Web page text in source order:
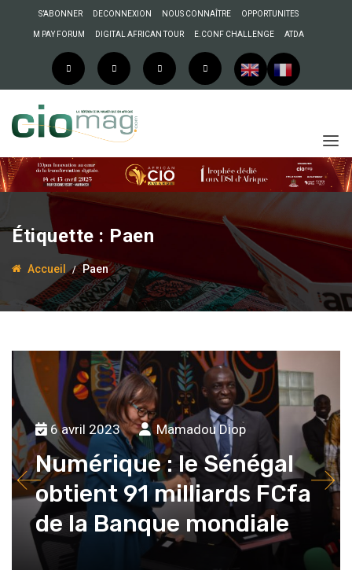
S’ABONNER DECONNEXION NOUS CONNAÎTRE OPPORTUNITES
M PAY FORUM DIGITAL AFRICAN TOUR E.CONF CHALLENGE ATDA
Étiquette : Paen
Accueil Paen
6 avril 2023 Mamadou Diop
Numérique : le Sénégal
obtient 91 milliards FCfa
de la Banque mondiale